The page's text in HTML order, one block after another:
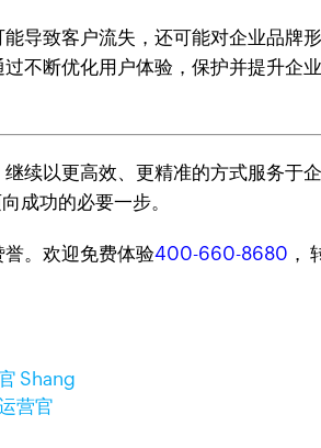
导致客户流失，还可能对企业品牌
不断优化用户体验，保护并提升企
续以更高效、更精准的方式服务于
成功的必要一步。
。欢迎免费体验400-660-8680 ，
Shang
营官